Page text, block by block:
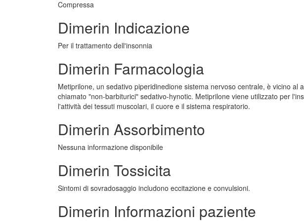
Compressa
Dimerin Indicazione
Per il trattamento dell'insonnia
Dimerin Farmacologia
Metiprilone, un sedativo piperidinedione sistema nervoso centrale, è vicino
chiamato "non-barbiturici" sedativo-hynotic. Metiprilone viene utilizzato per
l'attività dei tessuti muscolari, il cuore e il sistema respiratorio.
Dimerin Assorbimento
Nessuna informazione disponibile
Dimerin Tossicita
Sintomi di sovradosaggio includono eccitazione e convulsioni.
Dimerin Informazioni paziente